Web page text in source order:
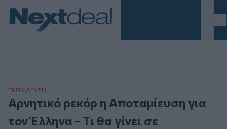
ΕΚΠΑΙΔΕΥΣΗ
Αρνητικό ρεκόρ η Αποταμίευση για
τον Έλληνα - Τι θα γίνει σε